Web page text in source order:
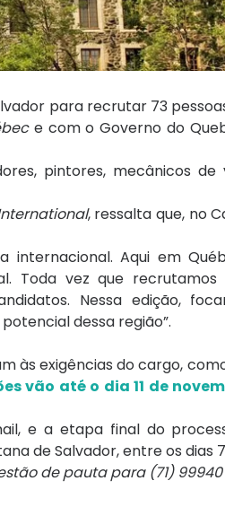
para recrutar 73
e com o Governo do
pintores, mecânicos
, ressalta que, no
internacional. Aqui em
Toda vez que recrutamos
Nessa edição,
dessa região”.
às exigências do cargo,
vão até o dia 11 de
e a etapa final do
de Salvador, entre os dias
de pauta para (71)